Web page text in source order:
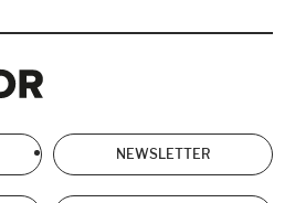
NEWSLETTER